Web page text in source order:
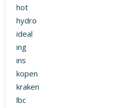
hot
hydro
ideal
ing
ins
kopen
kraken
lbc